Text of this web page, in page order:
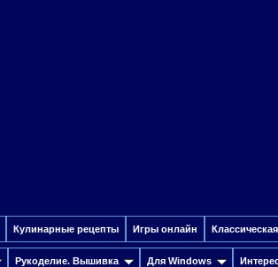
Кулинарные рецепты Игры онлайн
Рукоделие. Вышивка Для Windows